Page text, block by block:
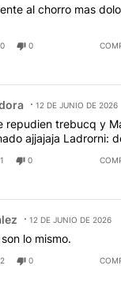
al chorro mas
0 0
12 DE JUNIO DE 2026
repudien trebucq y
ajjajaja Ladrorni:
1 0
12 DE JUNIO DE 2026
lo mismo.
2 0